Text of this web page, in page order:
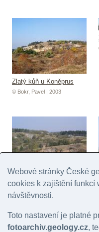
Zlatý kůň u Koněprus
© Bokr, Pavel | 2003
Zlatý kůň u Koněprus
Webové stránky České
cookies k zajištění funkcí
návštěvnosti.
Toto nastavení je platné
fotoarchiv.geology.cz,